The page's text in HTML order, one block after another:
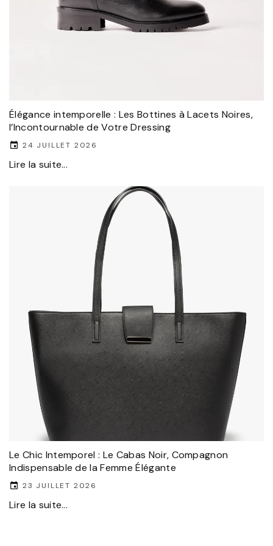
Élégance intemporelle : Les Bottines à Lacets Noires,
l’Incontournable de Votre Dressing
24 JUILLET 2026
Lire la suite...
Le Chic Intemporel : Le Cabas Noir, Compagnon
Indispensable de la Femme Élégante
23 JUILLET 2026
Lire la suite...